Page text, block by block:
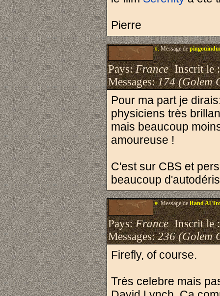
Pierre
#.Message de
Pays:FranceInscrit le
Messages:174 (Golem
Pour ma part je
physiciens très
mais beaucoup
amoureuse !
C'est sur CBS et
beaucoup
#.Message deRand Al
Pays:FranceInscrit le
Messages:236 (Golem
Firefly, of course.
Très celebre mais